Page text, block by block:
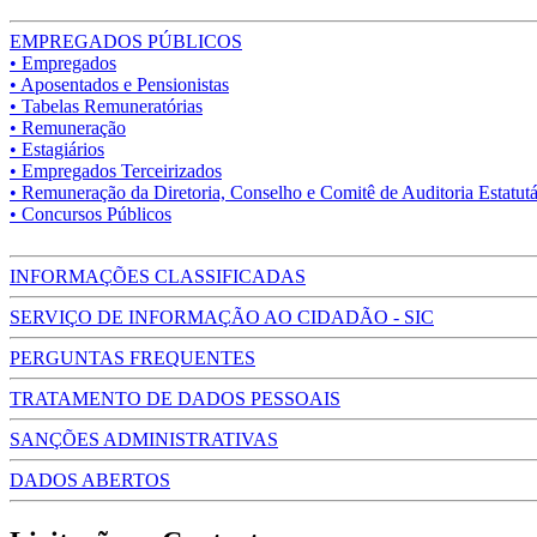
EMPREGADOS PÚBLICOS
• Empregados
• Aposentados e Pensionistas
• Tabelas Remuneratórias
• Remuneração
• Estagiários
• Empregados Terceirizados
• Remuneração da Diretoria, Conselho e Comitê de Auditoria
• Concursos Públicos
INFORMAÇÕES CLASSIFICADAS
SERVIÇO DE INFORMAÇÃO AO CIDADÃO - SIC
PERGUNTAS FREQUENTES
TRATAMENTO DE DADOS PESSOAIS
SANÇÕES ADMINISTRATIVAS
DADOS ABERTOS